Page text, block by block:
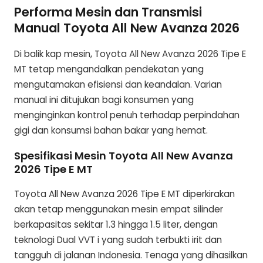
Performa Mesin dan Transmisi
Manual Toyota All New Avanza 2026
Di balik kap mesin, Toyota All New Avanza 2026 Tipe E
MT tetap mengandalkan pendekatan yang
mengutamakan efisiensi dan keandalan. Varian
manual ini ditujukan bagi konsumen yang
menginginkan kontrol penuh terhadap perpindahan
gigi dan konsumsi bahan bakar yang hemat.
Spesifikasi Mesin Toyota All New Avanza
2026 Tipe E MT
Toyota All New Avanza 2026 Tipe E MT diperkirakan
akan tetap menggunakan mesin empat silinder
berkapasitas sekitar 1.3 hingga 1.5 liter, dengan
teknologi Dual VVT i yang sudah terbukti irit dan
tangguh di jalanan Indonesia. Tenaga yang dihasilkan